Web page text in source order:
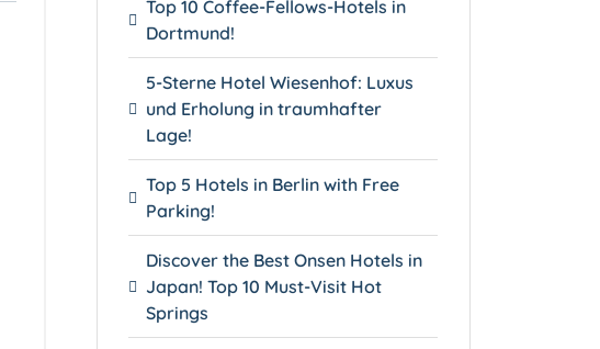
Top 10 Coffee-Fellows-Hotels in
Dortmund!
5-Sterne Hotel Wiesenhof: Luxus
und Erholung in traumhafter
Lage!
Top 5 Hotels in Berlin with Free
Parking!
Discover the Best Onsen Hotels in
Japan! Top 10 Must-Visit Hot
Springs